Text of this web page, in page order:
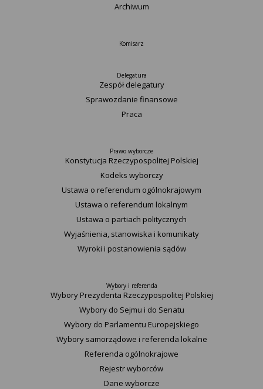
Archiwum
Komisarz
Delegatura
Zespół delegatury
Sprawozdanie finansowe
Praca
Prawo wyborcze
Konstytucja Rzeczypospolitej Polskiej​
Kodeks wyborczy
Ustawa o referendum ogólnokrajowym
Ustawa o referendum lokalnym
Ustawa o partiach politycznych
Wyjaśnienia, stanowiska i komunikaty
Wyroki i postanowienia sądów
Wybory i referenda
Wybory Prezydenta Rzeczypospolitej Polskiej
Wybory do Sejmu i do Senatu
Wybory do Parlamentu Europejskiego
Wybory samorządowe i referenda lokalne
Referenda ogólnokrajowe
Rejestr wyborców
Dane wyborcze